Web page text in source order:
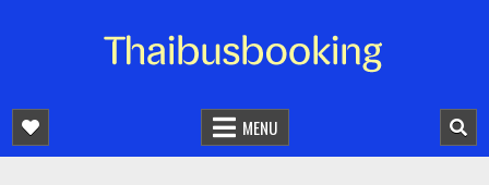
จองตั๋วรถออนไลน์ 24 ชั่วโมง
MENU